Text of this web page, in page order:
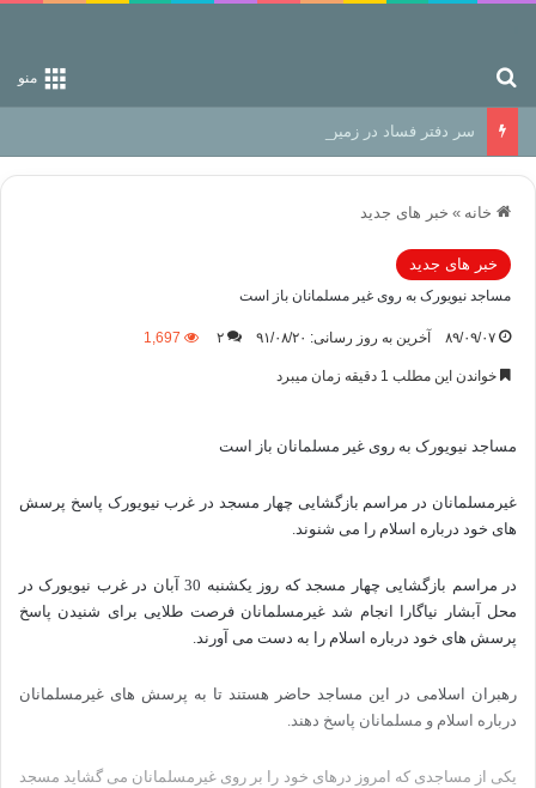
منو
سر دفتر فساد در زمین‌، دوری وکناره‌گیری از راه خداست‌!
خانه » خبر های جدید
خبر های جدید
مساجد نیویورک به روی غیر مسلمانان باز است
۸۹/۰۹/۰۷ آخرین به روز رسانی: ۹۱/۰۸/۲۰ ۲ 1,697
خواندن این مطلب 1 دقیقه زمان میبرد
مساجد نیویورک به روی غیر مسلمانان باز است
غیرمسلمانان در مراسم بازگشایی چهار مسجد در غرب نیویورک پاسخ پرسش
های خود درباره اسلام را می شنوند.
در مراسم بازگشایی چهار مسجد که روز یکشنبه 30 آبان در غرب نیویورک در
محل آبشار نیاگارا انجام شد غیرمسلمانان فرصت طلایی برای شنیدن پاسخ
پرسش های خود درباره اسلام را به دست می آورند.
رهبران اسلامی در این مساجد حاضر هستند تا به پرسش های غیرمسلمانان
درباره اسلام و مسلمانان پاسخ دهند.
یکی از مساجدی که امروز درهای خود را بر روی غیرمسلمانان می گشاید مسجد